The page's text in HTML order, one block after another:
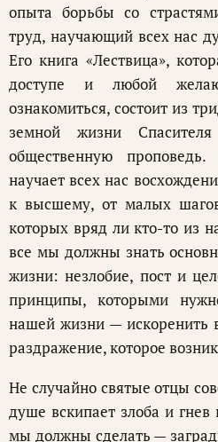
опыта борьбы со
труд, научающий всех нас
Его книга «Лествица»,
доступе и любой
ознакомиться, состоит из
земной жизни
общественную
научает всех нас
к высшему, от малых
которых вряд ли кто-то из
все мы должны знать
жизни: незлобие, пост и
принципы, которыми
нашей жизни — искоренить
раздражение, которое
Не случайно святые отцы
душе вскипает злоба и гнев
мы должны сделать —